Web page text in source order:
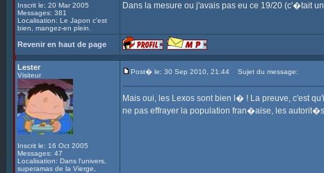
Inscrit le: 20 Mar 2005
Messages: 381
Localisation: Le Japon c'est
bien, mangez-en plein.
Dans la mesure ou j'avais pas eu ce 19/20 (c'�tait
Revenir en haut de page
Lester
Visiteur
Inscrit le: 16 Oct 2005
Messages: 47
Localisation: Dans l'univers,
superamas de la Vierge,
Post� le: 30 Sep 2010, 21:44 Sujet du message:
Mais oui, les Lexos sont bien l� ! La preuve, c'est
ne pas effrayer la population fran�aise, les